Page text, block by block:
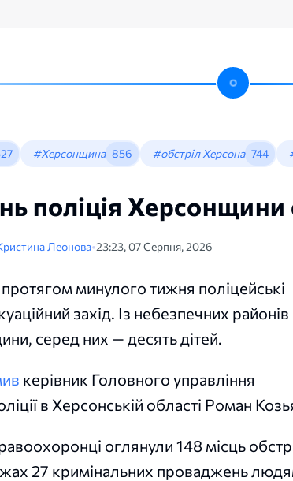
#Херсонщина 856 #обстріл Херсона 744
поліція
Леонова•23:23, 07 Серпня, 2026
минулого тижня поліцейські
захід. Із небезпечних районів
серед них — десять дітей.
керівник Головного управління
в Херсонській області Роман
оглянули 148 місць
27 кримінальних проваджень